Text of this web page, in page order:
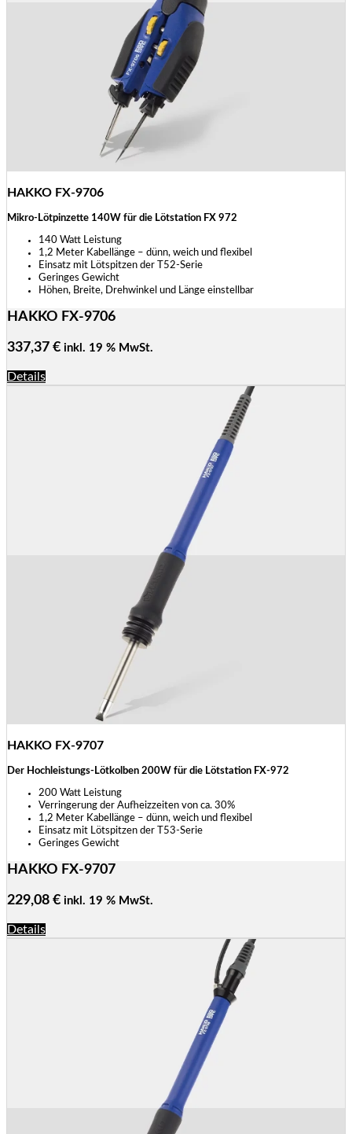
HAKKO FX-9706
Mikro-Lötpinzette 140W für die Lötstation FX 972
140 Watt Leistung
1,2 Meter Kabellänge – dünn, weich und flexibel
Einsatz mit Lötspitzen der T52-Serie
Geringes Gewicht
Höhen, Breite, Drehwinkel und Länge einstellbar
HAKKO FX-9706
337,37 € inkl. 19 % MwSt.
Details
HAKKO FX-9707
Der Hochleistungs-Lötkolben 200W für die Lötstation FX-972
200 Watt Leistung
Verringerung der Aufheizzeiten von ca. 30%
1,2 Meter Kabellänge – dünn, weich und flexibel
Einsatz mit Lötspitzen der T53-Serie
Geringes Gewicht
HAKKO FX-9707
229,08 € inkl. 19 % MwSt.
Details